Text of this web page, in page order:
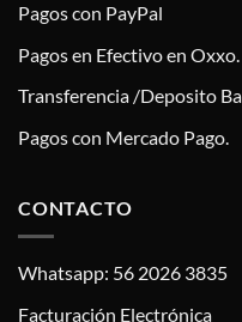
Pagos con PayPal
Pagos en Efectivo en Oxxo.
Transferencia /Deposito
Pagos con Mercado Pago.
CONTACTO
Whatsapp: 56 2026 3835
Facturación Electrónica